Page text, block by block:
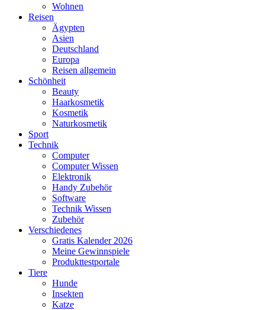
Wohnen
Reisen
Ägypten
Asien
Deutschland
Europa
Reisen allgemein
Schönheit
Beauty
Haarkosmetik
Kosmetik
Naturkosmetik
Sport
Technik
Computer
Computer Wissen
Elektronik
Handy Zubehör
Software
Technik Wissen
Zubehör
Verschiedenes
Gratis Kalender 2026
Meine Gewinnspiele
Produkttestportale
Tiere
Hunde
Insekten
Katze